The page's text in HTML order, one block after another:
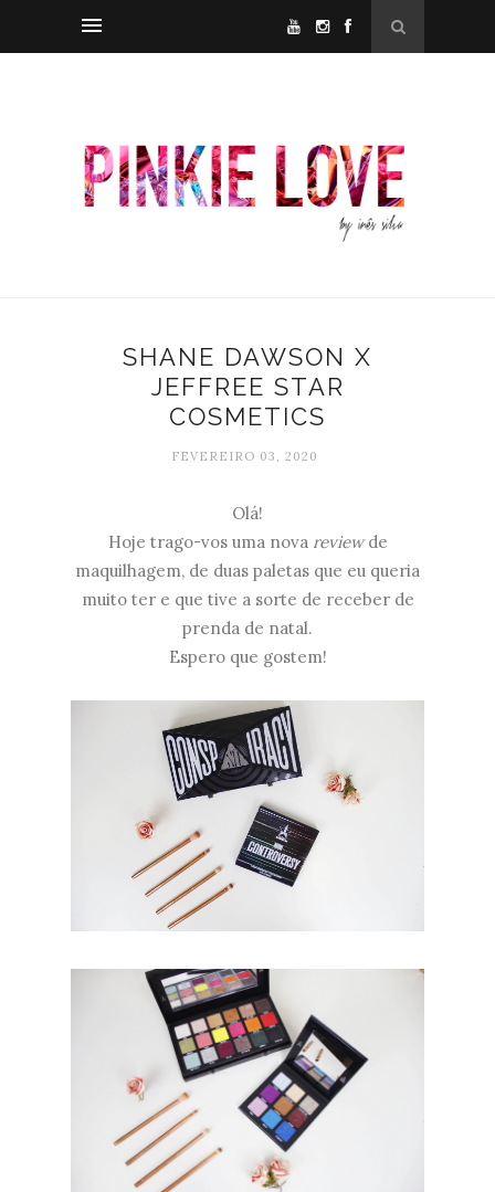
SHANE DAWSON X
JEFFREE STAR
COSMETICS
FEVEREIRO 03, 2020
Olá!
Hoje trago-vos uma nova reviewde
maquilhagem, de duas paletas que eu queria
muito ter e que tive a sorte de receber de
prenda de natal.
Espero que gostem!